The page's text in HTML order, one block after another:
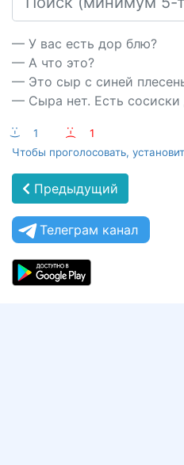
— У вас есть дор блю?
— А что это?
— Это сыр с синей
— Сыра нет. Есть
:-) 1 :-(
1
Чтобы проголосовать,
Предыдущий
Телеграм канал